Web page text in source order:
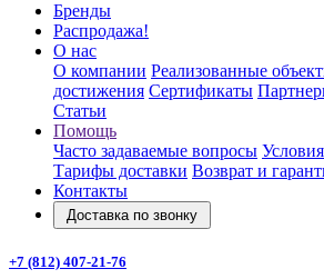
Бренды
Распродажа!
О нас
О компании Реализованные
достижения Сертификаты
Статьи
Помощь
Часто задаваемые вопросы
Тарифы доставки Возврат и
Контакты
Доставка по звонку
+7 (812) 407-21-76